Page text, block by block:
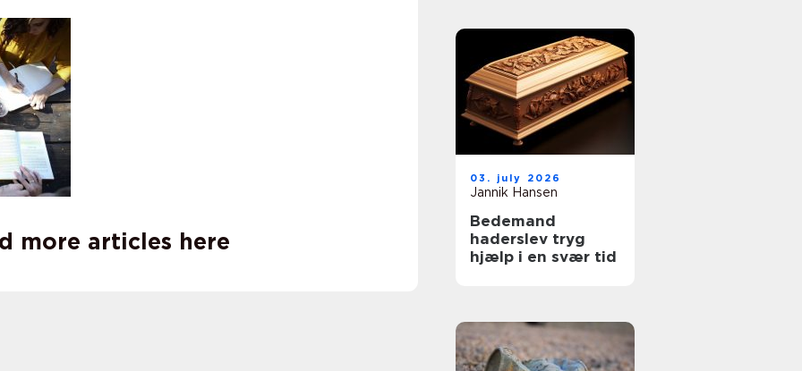
more articles here
03. july 2026
Jannik Hansen
Bedemand
haderslev tryg
hjælp i en svær tid